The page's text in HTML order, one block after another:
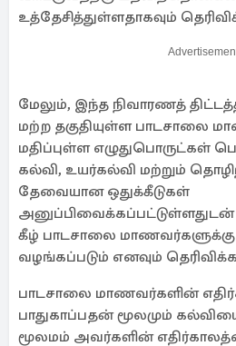
உத்தேசித்துள்ளதாகவும்
மேலும், இந்த நிவாரணத்
மற்ற தகுதியுள்ள பாடசாலை
மதிப்புள்ள எழுதுபொருட்கள்
கல்வி, உயர்கல்வி மற்றும்
தேவையான ஒதுக்கீடுகள்
கீழ் பாடசாலை மாணவர்களுக்கு
வழங்கப்படும் எனவும்
பாடசாலை மாணவர்களின்
பாதுகாப்பதன் மூலமும்
மூலமம் அவர்களின்